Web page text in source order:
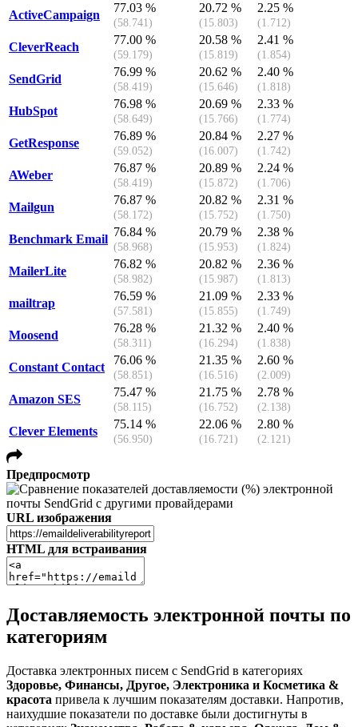
ActiveCampaign
77.03 %
(58.741)
20.72 %
(15.803)
2.25 %
(1.712)
CleverReach
77.00 %
(59.179)
20.58 %
(15.819)
2.41 %
(1.854)
SendGrid
76.99 %
(58.419)
20.62 %
(15.646)
2.40 %
(1.818)
HubSpot
76.98 %
(58.649)
20.69 %
(15.766)
2.33 %
(1.774)
GetResponse
76.89 %
(59.052)
20.84 %
(16.007)
2.27 %
(1.742)
AWeber
76.87 %
(58.419)
20.89 %
(15.872)
2.24 %
(1.706)
Mailgun
76.87 %
(58.172)
20.82 %
(15.752)
2.31 %
(1.750)
Benchmark Email
76.84 %
(58.968)
20.79 %
(15.953)
2.38 %
(1.824)
MailerLite
76.82 %
(58.982)
20.82 %
(15.987)
2.36 %
(1.813)
mailtrap
76.59 %
(57.581)
21.09 %
(15.855)
2.33 %
(1.749)
Moosend
76.28 %
(58.311)
21.32 %
(16.294)
2.40 %
(1.838)
Constant Contact
76.06 %
(58.851)
21.35 %
(16.516)
2.60 %
(2.009)
Amazon SES
75.47 %
(58.115)
21.75 %
(16.752)
2.78 %
(2.138)
Clever Elements
75.14 %
(56.950)
22.06 %
(16.721)
2.80 %
(2.121)
Предпросмотр
URL изображения
HTML для встраивания
Доставляемость электронной почты по
категориям
Доставка электронных писем с SendGrid в категориях
Здоровье, Финансы, Другое, Электроника и Косметика &
красота привела к лучшим показателям доставки. Напротив,
наихудшие показатели по доставке были достигнуты в